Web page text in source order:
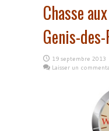
Chasse
Genis-
19 septembre 2013
Laisser un